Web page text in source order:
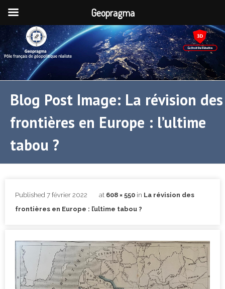
Blog Post Image: La révision des
frontières en Europe : l’ultime
tabou ?
Published 7 février 2022 at 608 × 550 in La révision des
frontières en Europe : l’ultime tabou ?
Geopragma